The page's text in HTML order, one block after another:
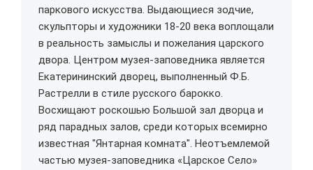
паркового искусства. Выдающиеся зодчие,
скульпторы и художники 18-20 века воплощали
в реальность замыслы и пожелания царского
двора. Центром музея-заповедника является
Екатерининский дворец, выполненный Ф.Б.
Растрелли в стиле русского барокко.
Восхищают роскошью Большой зал дворца и
ряд парадных залов, среди которых всемирно
известная "Янтарная комната". Неотъемлемой
частью музея-заповедника «Царское Село»